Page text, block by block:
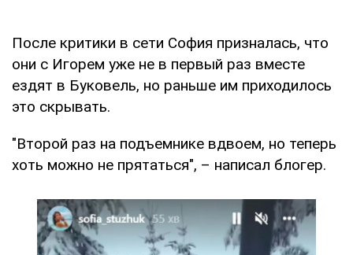
После критики в сети София призналась, что
они с Игорем уже не в первый раз вместе
ездят в Буковель, но раньше им приходилось
это скрывать.
"Второй раз на подъемнике вдвоем, но теперь
хоть можно не прятаться", – написал блогер.